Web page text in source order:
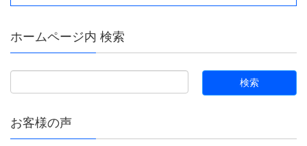
ホームページ内 検索
お客様の声